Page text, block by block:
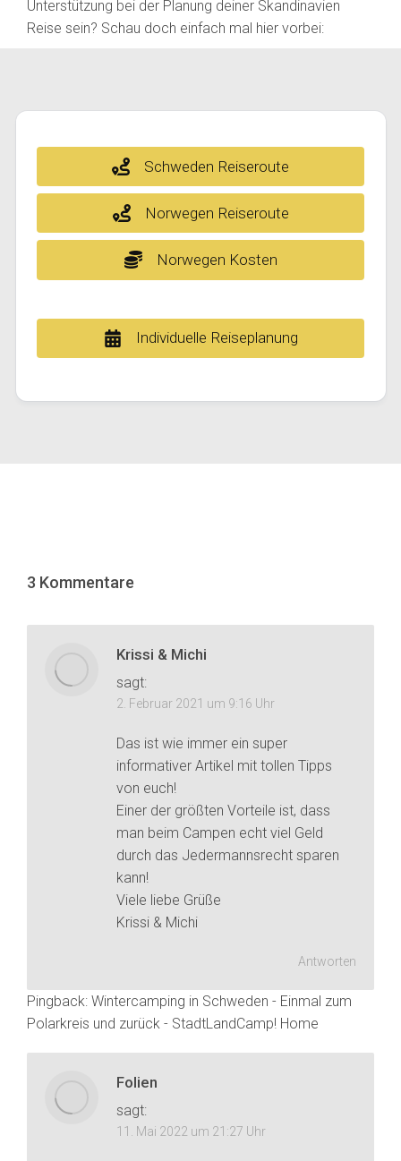
Unterstützung bei der Planung deiner Skandinavien
Reise sein? Schau doch einfach mal hier vorbei:
Schweden Reiseroute
Norwegen Reiseroute
Norwegen Kosten
Individuelle Reiseplanung
3 Kommentare
Krissi & Michi
sagt:
2. Februar 2021 um 9:16 Uhr
Das ist wie immer ein super
informativer Artikel mit tollen Tipps
von euch!
Einer der größten Vorteile ist, dass
man beim Campen echt viel Geld
durch das Jedermannsrecht sparen
kann!
Viele liebe Grüße
Krissi & Michi
Antworten
Pingback: Wintercamping in Schweden - Einmal zum
Polarkreis und zurück - StadtLandCamp! Home
Folien
sagt:
11. Mai 2022 um 21:27 Uhr